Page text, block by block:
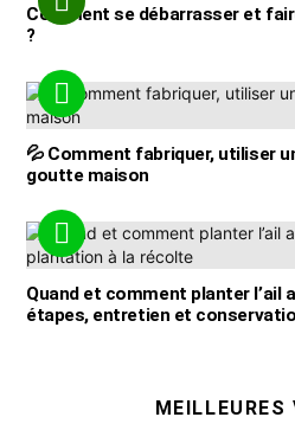
Comment se débarrasser et
?
💦 Comment fabriquer, utiliser
goutte maison
Quand et comment planter l’ail
étapes, entretien et
MEILLEURES